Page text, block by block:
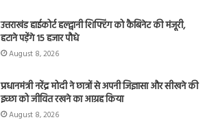
उत्तराखंड हाईकोर्ट हल्द्वानी शिफ्टिंग को कैबिनेट की मंजूरी,
हटाने पड़ेंगे 15 हजार पौधे
August 8, 2026
प्रधानमंत्री नरेंद्र मोदी ने छात्रों से अपनी जिज्ञासा और सीखने की
इच्छा को जीवित रखने का आग्रह किया
August 8, 2026